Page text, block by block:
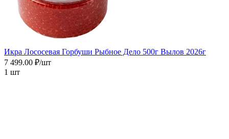
Икра Лососевая Горбуши Рыбное Дело 500г Вылов 2026г
7 499.00 ₽/шт
1 шт